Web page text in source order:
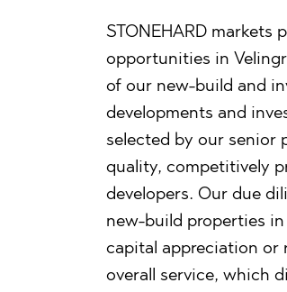
STONEHARD markets
opportunities in
of our new-build and
developments and
selected by our senior
quality, competitively
developers. Our due
new-build properties
capital appreciation or
overall service, which